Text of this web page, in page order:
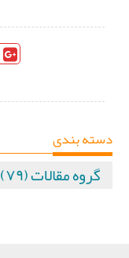
دسته بندی
گروه مقالات (۷۹)